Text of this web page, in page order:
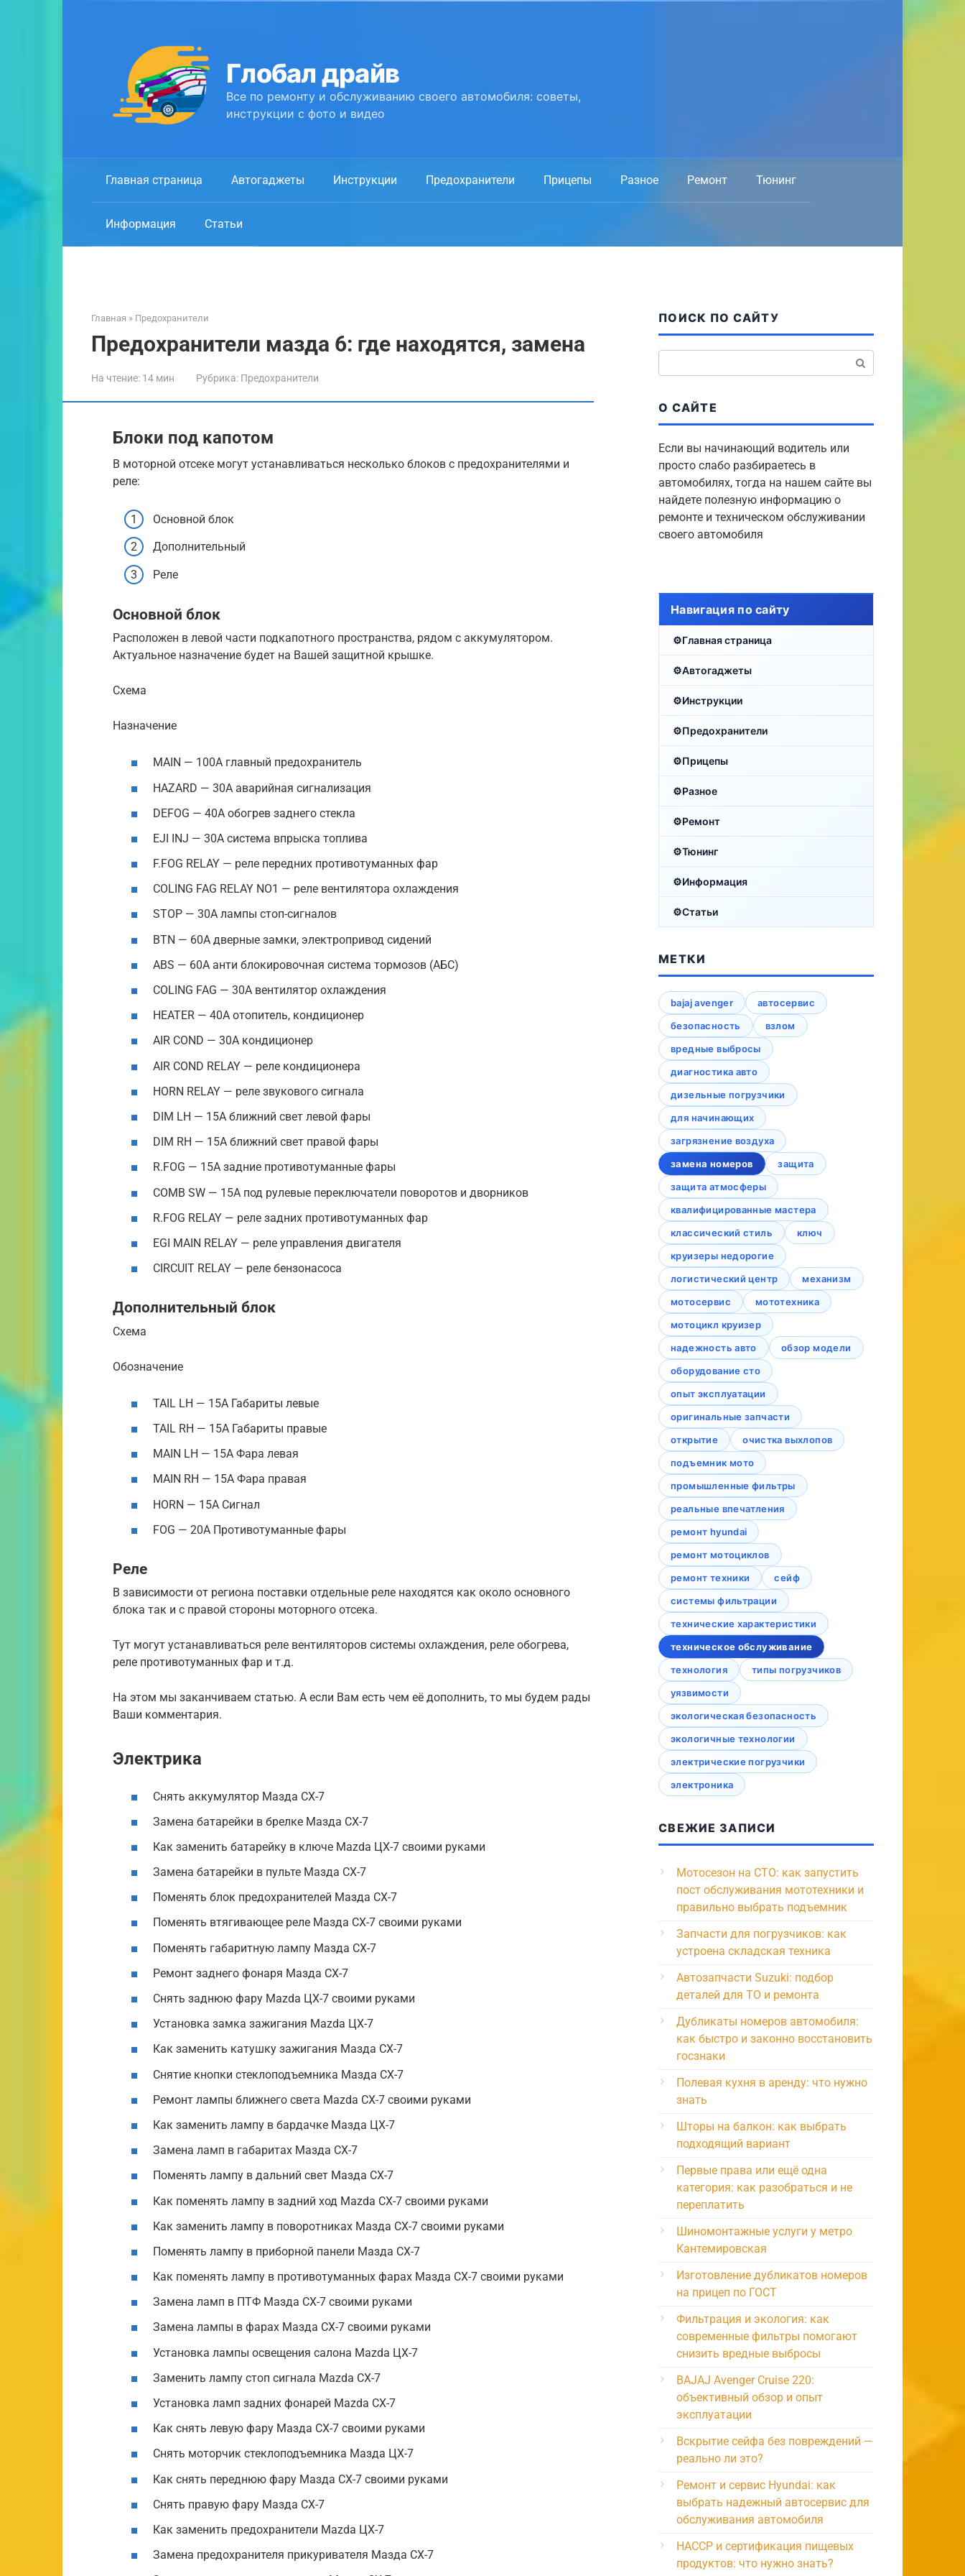
Глобал драйв
Все по ремонту и обслуживанию своего автомобиля: советы,
инструкции с фото и видео
Главная страница Автогаджеты Инструкции Предохранители Прицепы Разное Ремонт Тюнинг
Информация Статьи
Главная » Предохранители
Предохранители мазда 6: где находятся, замена
На чтение: 14 мин Рубрика: Предохранители
Блоки под капотом
В моторной отсеке могут устанавливаться несколько блоков с предохранителями и
реле:
Основной блок
Дополнительный
Реле
Основной блок
Расположен в левой части подкапотного пространства, рядом с аккумулятором.
Актуальное назначение будет на Вашей защитной крышке.
Схема
Назначение
MAIN — 100A главный предохранитель
HAZARD — 30A аварийная сигнализация
DEFOG — 40A обогрев заднего стекла
EJI INJ — 30A система впрыска топлива
F.FOG RELAY — реле передних противотуманных фар
COLING FAG RELAY NO1 — реле вентилятора охлаждения
STOP — 30A лампы стоп-сигналов
BTN — 60A дверные замки, электропривод сидений
ABS — 60A анти блокировочная система тормозов (АБС)
COLING FAG — 30A вентилятор охлаждения
HEATER — 40A отопитель, кондиционер
AIR COND — 30A кондиционер
AIR COND RELAY — реле кондиционера
HORN RELAY — реле звукового сигнала
DIM LH — 15A ближний свет левой фары
DIM RH — 15A ближний свет правой фары
R.FOG — 15A задние противотуманные фары
COMB SW — 15A под рулевые переключатели поворотов и дворников
R.FOG RELAY — реле задних противотуманных фар
EGI MAIN RELAY — реле управления двигателя
CIRCUIT RELAY — реле бензонасоса
Дополнительный блок
Схема
Обозначение
TAIL LH — 15A Габариты левые
TAIL RH — 15A Габариты правые
MAIN LH — 15A Фара левая
MAIN RH — 15A Фара правая
HORN — 15A Сигнал
FOG — 20A Противотуманные фары
Реле
В зависимости от региона поставки отдельные реле находятся как около основного
блока так и с правой стороны моторного отсека.
Тут могут устанавливаться реле вентиляторов системы охлаждения, реле обогрева,
реле противотуманных фар и т.д.
На этом мы заканчиваем статью. А если Вам есть чем её дополнить, то мы будем рады
Ваши комментария.
Электрика
Снять аккумулятор Мазда CX-7
Замена батарейки в брелке Мазда CX-7
Как заменить батарейку в ключе Mazda ЦХ-7 своими руками
Замена батарейки в пульте Мазда СХ-7
Поменять блок предохранителей Мазда СХ-7
Поменять втягивающее реле Мазда СХ-7 своими руками
Поменять габаритную лампу Мазда CX-7
Ремонт заднего фонаря Мазда CX-7
Снять заднюю фару Mazda ЦХ-7 своими руками
Установка замка зажигания Mazda ЦХ-7
Как заменить катушку зажигания Мазда СХ-7
Снятие кнопки стеклоподъемника Мазда CX-7
Ремонт лампы ближнего света Mazda CX-7 своими руками
Как заменить лампу в бардачке Мазда ЦХ-7
Замена ламп в габаритах Мазда СХ-7
Поменять лампу в дальний свет Мазда СХ-7
Как поменять лампу в задний ход Mazda СХ-7 своими руками
Как заменить лампу в поворотниках Мазда CX-7 своими руками
Поменять лампу в приборной панели Мазда CX-7
Как поменять лампу в противотуманных фарах Мазда CX-7 своими руками
Замена ламп в ПТФ Мазда CX-7 своими руками
Замена лампы в фарах Мазда СХ-7 своими руками
Установка лампы освещения салона Mazda ЦХ-7
Заменить лампу стоп сигнала Mazda CX-7
Установка ламп задних фонарей Mazda СХ-7
Как снять левую фару Мазда СХ-7 своими руками
Снять моторчик стеклоподъемника Мазда ЦХ-7
Как снять переднюю фару Мазда CX-7 своими руками
Снять правую фару Мазда СХ-7
Как заменить предохранители Mazda ЦХ-7
Замена предохранителя прикуривателя Мазда СХ-7
ПОИСК ПО САЙТУ
О САЙТЕ
Если вы начинающий водитель или
просто слабо разбираетесь в
автомобилях, тогда на нашем сайте вы
найдете полезную информацию о
ремонте и техническом обслуживании
своего автомобиля
Навигация по сайту
Главная страница
Автогаджеты
Инструкции
Предохранители
Прицепы
Разное
Ремонт
Тюнинг
Информация
Статьи
МЕТКИ
bajaj avenger
автосервис
безопасность
взлом
вредные выбросы
диагностика авто
дизельные погрузчики
для начинающих
загрязнение воздуха
замена номеров
защита
защита атмосферы
квалифицированные мастера
классический стиль
ключ
круизеры недорогие
логистический центр
механизм
мотосервис
мототехника
мотоцикл круизер
надежность авто
обзор модели
оборудование сто
опыт эксплуатации
оригинальные запчасти
открытие
очистка выхлопов
подъемник мото
промышленные фильтры
реальные впечатления
ремонт hyundai
ремонт мотоциклов
ремонт техники
сейф
системы фильтрации
технические характеристики
техническое обслуживание
технология
типы погрузчиков
уязвимости
экологическая безопасность
экологичные технологии
электрические погрузчики
электроника
СВЕЖИЕ ЗАПИСИ
Мотосезон на СТО: как запустить
пост обслуживания мототехники и
правильно выбрать подъемник
Запчасти для погрузчиков: как
устроена складская техника
Автозапчасти Suzuki: подбор
деталей для ТО и ремонта
Дубликаты номеров автомобиля:
как быстро и законно восстановить
госзнаки
Полевая кухня в аренду: что нужно
знать
Шторы на балкон: как выбрать
подходящий вариант
Первые права или ещё одна
категория: как разобраться и не
переплатить
Шиномонтажные услуги у метро
Кантемировская
Изготовление дубликатов номеров
на прицеп по ГОСТ
Фильтрация и экология: как
современные фильтры помогают
снизить вредные выбросы
BAJAJ Avenger Cruise 220:
объективный обзор и опыт
эксплуатации
Вскрытие сейфа без повреждений —
реально ли это?
Ремонт и сервис Hyundai: как
выбрать надежный автосервис для
обслуживания автомобиля
HACCP и сертификация пищевых
продуктов: что нужно знать?